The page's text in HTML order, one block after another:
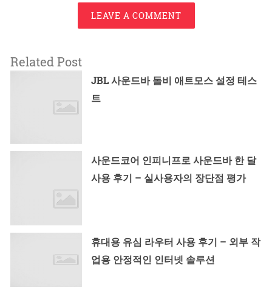
LEAVE A COMMENT
Related Post
JBL 사운드바 돌비 애트모스 설정 테스
트
사운드코어 인피니프로 사운드바 한 달
사용 후기 – 실사용자의 장단점 평가
휴대용 유심 라우터 사용 후기 – 외부 작
업용 안정적인 인터넷 솔루션